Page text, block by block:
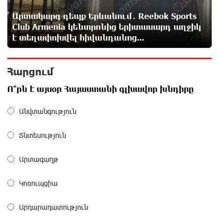
Սիրո, ազատության ու պարտքի մասին՝
գրականությամբ, փիլիսոփայությամբ ու
քաղաքականությամբ. Մենուա Սողոմոնյան
Հանձնվել թուրքական ողորմածությա՞նը, թե՞
Ավետիք Չալաբյանի ուղերձը կալանավայրից
Ազգային ժողովը լեգիտիմ չէ, քանի որ
իշխանությունը կեղծել է ընտրությունները. Ցոլակ
Մեր երկրում իշխանության և ընդդիմության
քաղաքացին. Աննա Կոստանյան
Արտակարգ դեպք Երևանում․ Reebok Sports
Club Armenia կենտրոնից երիտասարդ աղջիկ
է տեղափոխվել հիվանդանոց...
Հարցում
Ո՞րն է այսօր Հայաստանի գլխավոր խնդիրը
Անվտանգություն
Տնտեսություն
Արտագաղթ
Կոռուպցիա
Արդարադատություն